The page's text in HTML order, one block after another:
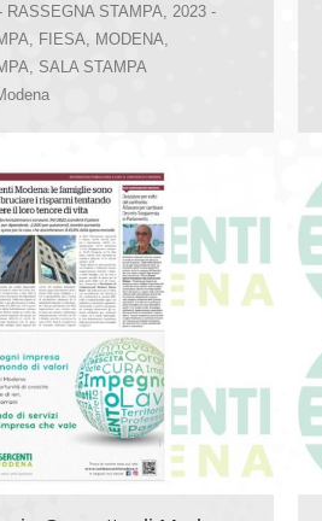
RASSEGNA STAMPA
2023 -
FIESA MODENA
SALA STAMPA